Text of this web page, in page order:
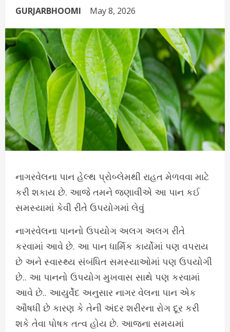
GURJARBHOOMI May 8, 2026
નાગરવેલના પાન હેલ્થ પ્રોબ્લેમથી રાહત મેળવવા માટે
કરી શકાય છે. આજે તમને જણાવીએ આ પાન કઈ
સમસ્યામાં કેવી રીતે ઉપયોગમાં લેવું
નાગરવેલના પાનનો ઉપયોગ અલગ અલગ રીતે
કરવામાં આવે છે. આ પાન ધાર્મિક કાર્યોમાં પણ વપરાય
છે અને સ્વાસ્થ્ય સંબંધિત સમસ્યાઓમાં પણ ઉપયોગી
છે.. આ પાનનો ઉપયોગ મુખવાસ સાથે પણ કરવામાં
આવે છે.. આયુર્વેદ અનુસાર નાગર વેલના પાન એક
ઔષધી છે કારણ કે તેની અંદર શરીરના રોગ દૂર કરી
શકે તેવા પોષક તત્વ હોય છે. આજના સમયમાં